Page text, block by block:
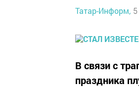
Татар-Информ,
В связи с
праздника